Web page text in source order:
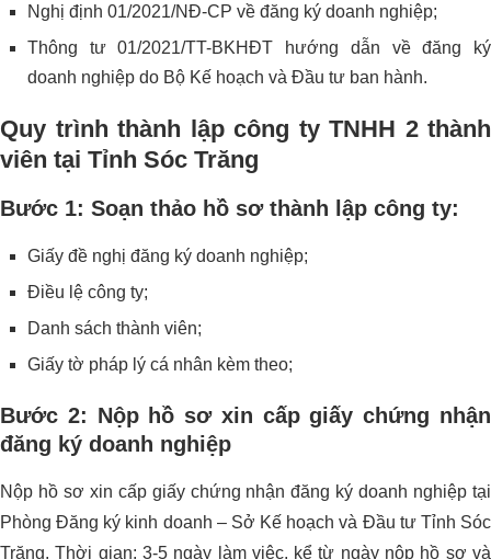
Nghị định 01/2021/NĐ-CP về đăng ký doanh nghiệp;
Thông tư 01/2021/TT-BKHĐT hướng dẫn về đăng ký
doanh nghiệp do Bộ Kế hoạch và Đầu tư ban hành.
Quy trình thành lập công ty TNHH 2 thành
viên tại Tỉnh Sóc Trăng
Bước 1: Soạn thảo hồ sơ thành lập công ty:
Giấy đề nghị đăng ký doanh nghiệp;
Điều lệ công ty;
Danh sách thành viên;
Giấy tờ pháp lý cá nhân kèm theo;
Bước 2: Nộp hồ sơ xin cấp giấy chứng nhận
đăng ký doanh nghiệp
Nộp hồ sơ xin cấp giấy chứng nhận đăng ký doanh nghiệp tại
Phòng Đăng ký kinh doanh – Sở Kế hoạch và Đầu tư Tỉnh Sóc
Trăng. Thời gian: 3-5 ngày làm việc, kể từ ngày nộp hồ sơ và